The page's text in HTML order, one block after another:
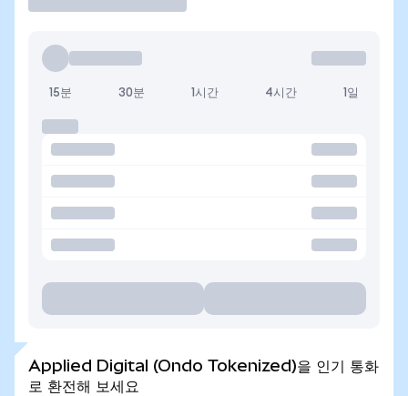
15분 30분 1시간 4시간 1일
Applied Digital (Ondo Tokenized)을 인기 통화
로 환전해 보세요